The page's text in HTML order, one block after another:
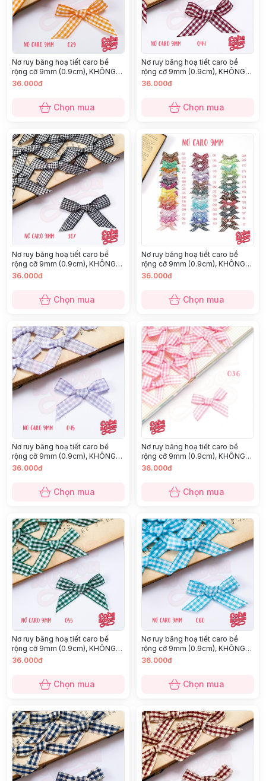
Nơ ruy băng hoạ tiết caro bề
rộng cỡ 9mm (0.9cm), KHÔNG
KÈM GHIM CÀI, chất thô cao cấp
36.000đ
Chọn mua
Nơ ruy băng hoạ tiết caro bề
rộng cỡ 9mm (0.9cm), KHÔNG
KÈM GHIM CÀI, chất thô cao cấp
36.000đ
Chọn mua
Nơ ruy băng hoạ tiết caro bề
rộng cỡ 9mm (0.9cm), KHÔNG
KÈM GHIM CÀI, chất thô cao cấp
36.000đ
Chọn mua
Nơ ruy băng hoạ tiết caro bề
rộng cỡ 9mm (0.9cm), KHÔNG
KÈM GHIM CÀI, chất thô cao cấp
36.000đ
Chọn mua
Nơ ruy băng hoạ tiết caro bề
rộng cỡ 9mm (0.9cm), KHÔNG
KÈM GHIM CÀI, chất thô cao cấp
36.000đ
Chọn mua
Nơ ruy băng hoạ tiết caro bề
rộng cỡ 9mm (0.9cm), KHÔNG
KÈM GHIM CÀI, chất thô cao cấp
36.000đ
Chọn mua
Nơ ruy băng hoạ tiết caro bề
rộng cỡ 9mm (0.9cm), KHÔNG
KÈM GHIM CÀI, chất thô cao cấp
36.000đ
Chọn mua
Nơ ruy băng hoạ tiết caro bề
rộng cỡ 9mm (0.9cm), KHÔNG
KÈM GHIM CÀI, chất thô cao cấp
36.000đ
Chọn mua